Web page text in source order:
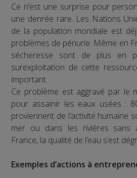
Ce n’est une surprise pour
une denrée rare. Les Nations
de la population mondiale est
problèmes de pénurie. Même en
sécheresse sont de plus en
surexploitation de cette
important.
Ce problème est aggravé par le
pour assainir les eaux usées :
proviennent de l’activité humaine
mer ou dans les rivières sans
France, la qualité de l’eau s’est
Exemples d’actions à